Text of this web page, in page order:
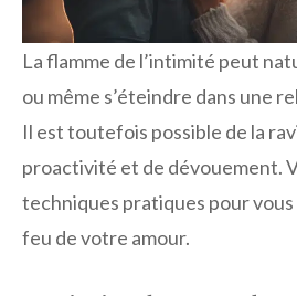
La flamme de l’intimité peut
ou même s’éteindre dans une
Il est toutefois possible de la
proactivité et de dévouement.
techniques pratiques pour vous
feu de votre amour.